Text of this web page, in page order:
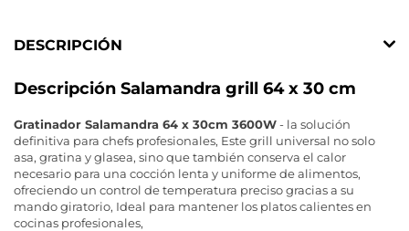
DESCRIPCIÓN
Descripción Salamandra grill 64 x 30 cm
Gratinador Salamandra 64 x 30cm 3600W- la solución
definitiva para chefs profesionales, Este grill universal no solo
asa, gratina y glasea, sino que también conserva el calor
necesario para una cocción lenta y uniforme de alimentos,
ofreciendo un control de temperatura preciso gracias a su
mando giratorio, Ideal para mantener los platos calientes en
cocinas profesionales,